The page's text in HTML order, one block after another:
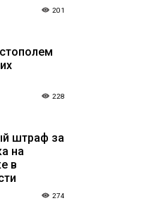
201
228
штраф за
на
в
274